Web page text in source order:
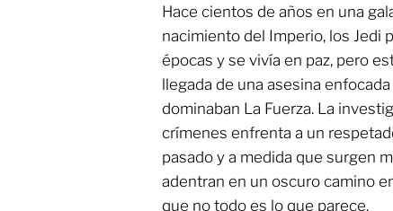
Hace cientos de años en una
nacimiento del Imperio, los Jedi
épocas y se vivía en paz, pero
llegada de una asesina
dominaban La Fuerza. La
crímenes enfrenta a un
pasado y a medida que surgen
adentran en un oscuro camino
que no todo es lo que parece.